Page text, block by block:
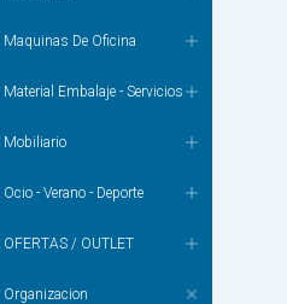
Maquinas De Oficina
Material Embalaje - Servicios
Mobiliario
Ocio - Verano - Deporte
OFERTAS / OUTLET
Organizacion